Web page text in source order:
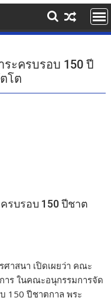
ระครบรอบ 150 ปี
โต
รบรอบ 150 ปีชาต
าสนา เปิดเผยว่า คณะ
าร ในคณะอนุกรรมการจัด
150 ปีชาตกาล พระ